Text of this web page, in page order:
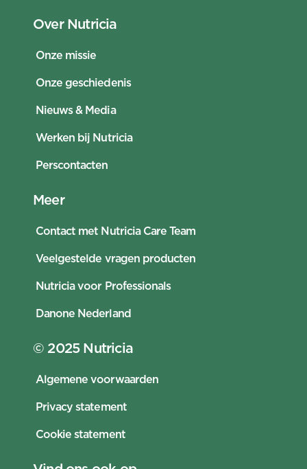
Over Nutricia
Onze missie
Onze geschiedenis
Nieuws & Media
Werken bij Nutricia
Perscontacten
Meer
Contact met Nutricia Care Team
Veelgestelde vragen producten
Nutricia voor Professionals
Danone Nederland
© 2025 Nutricia
Algemene voorwaarden
Privacy statement
Cookie statement